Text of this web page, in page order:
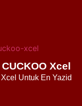
Xcel
Untuk En Yazid